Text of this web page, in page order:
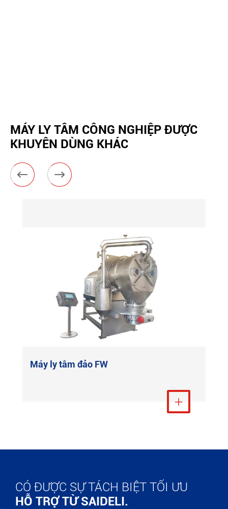
MÁY LY TÂM CÔNG NGHIỆP ĐƯỢC
KHUYÊN DÙNG KHÁC
 
Máy ly tâm đảo FW
Xem thêm

CÓ ĐƯỢC SỰ TÁCH BIỆT TỐI ƯU
HỖ TRỢ TỪ SAIDELI.